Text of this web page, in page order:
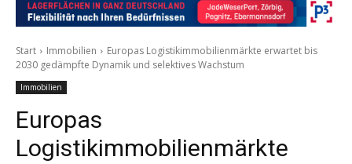
Start Immobilien
Europas Logistikimmobilienmärkte erwartet bis
2030 gedämpfte Dynamik und selektives Wachstum
Immobilien
Europas
Logistikimmobilienmärkte